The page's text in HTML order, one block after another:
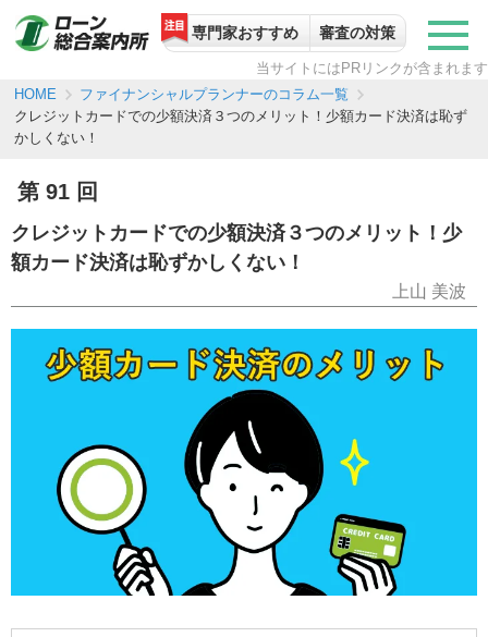
専門家おすすめ 審査の対策
当サイトにはPRリンクが含まれます
HOME
ファイナンシャルプランナーのコラム一覧
クレジットカードでの少額決済３つのメリット！少額カード決済は恥ず
かしくない！
第 91 回
クレジットカードでの少額決済３つのメリット！少
額カード決済は恥ずかしくない！
上山 美波